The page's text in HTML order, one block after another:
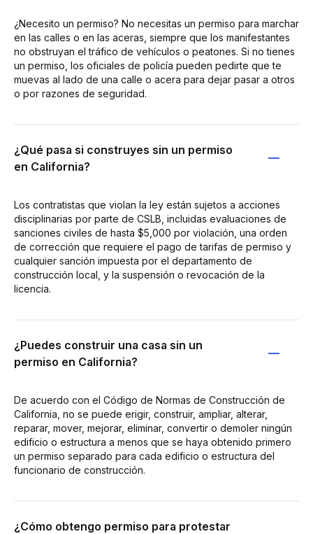
¿Necesito un permiso? No necesitas un permiso para marchar
en las calles o en las aceras, siempre que los manifestantes
no obstruyan el tráfico de vehículos o peatones. Si no tienes
un permiso, los oficiales de policía pueden pedirte que te
muevas al lado de una calle o acera para dejar pasar a otros
o por razones de seguridad.
¿Qué pasa si construyes sin un permiso
en California?
Los contratistas que violan la ley están sujetos a acciones
disciplinarias por parte de CSLB, incluidas evaluaciones de
sanciones civiles de hasta $5,000 por violación, una orden
de corrección que requiere el pago de tarifas de permiso y
cualquier sanción impuesta por el departamento de
construcción local, y la suspensión o revocación de la
licencia.
¿Puedes construir una casa sin un
permiso en California?
De acuerdo con el Código de Normas de Construcción de
California, no se puede erigir, construir, ampliar, alterar,
reparar, mover, mejorar, eliminar, convertir o demoler ningún
edificio o estructura a menos que se haya obtenido primero
un permiso separado para cada edificio o estructura del
funcionario de construcción.
¿Cómo obtengo permiso para protestar